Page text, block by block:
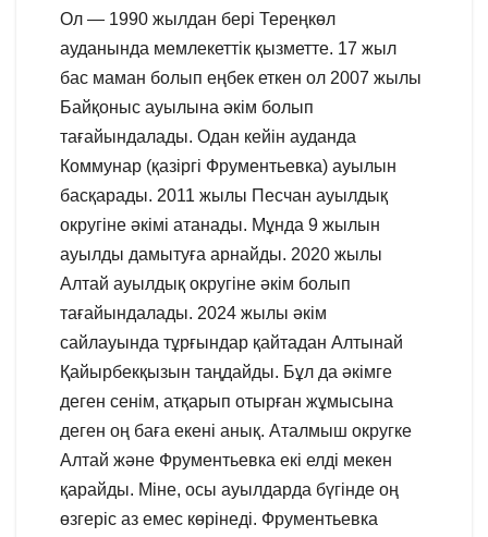
Ол — 1990 жылдан бері Тереңкөл
ауданында мемлекеттік қызметте. 17 жыл
бас маман болып еңбек еткен ол 2007 жылы
Байқоныс ауылына әкім болып
тағайындалады. Одан кейін ауданда
Коммунар (қазіргі Фрументьевка) ауылын
басқарады. 2011 жылы Песчан ауылдық
округіне әкімі атанады. Мұнда 9 жылын
ауылды дамытуға арнайды. 2020 жылы
Алтай ауылдық округіне әкім болып
тағайындалады. 2024 жылы әкім
сайлауында тұрғындар қайтадан Алтынай
Қайырбекқызын таңдайды. Бұл да әкімге
деген сенім, атқарып отырған жұмысына
деген оң баға екені анық. Аталмыш округке
Алтай және Фрументьевка екі елді мекен
қарайды. Міне, осы ауылдарда бүгінде оң
өзгеріс аз емес көрінеді. Фрументьевка